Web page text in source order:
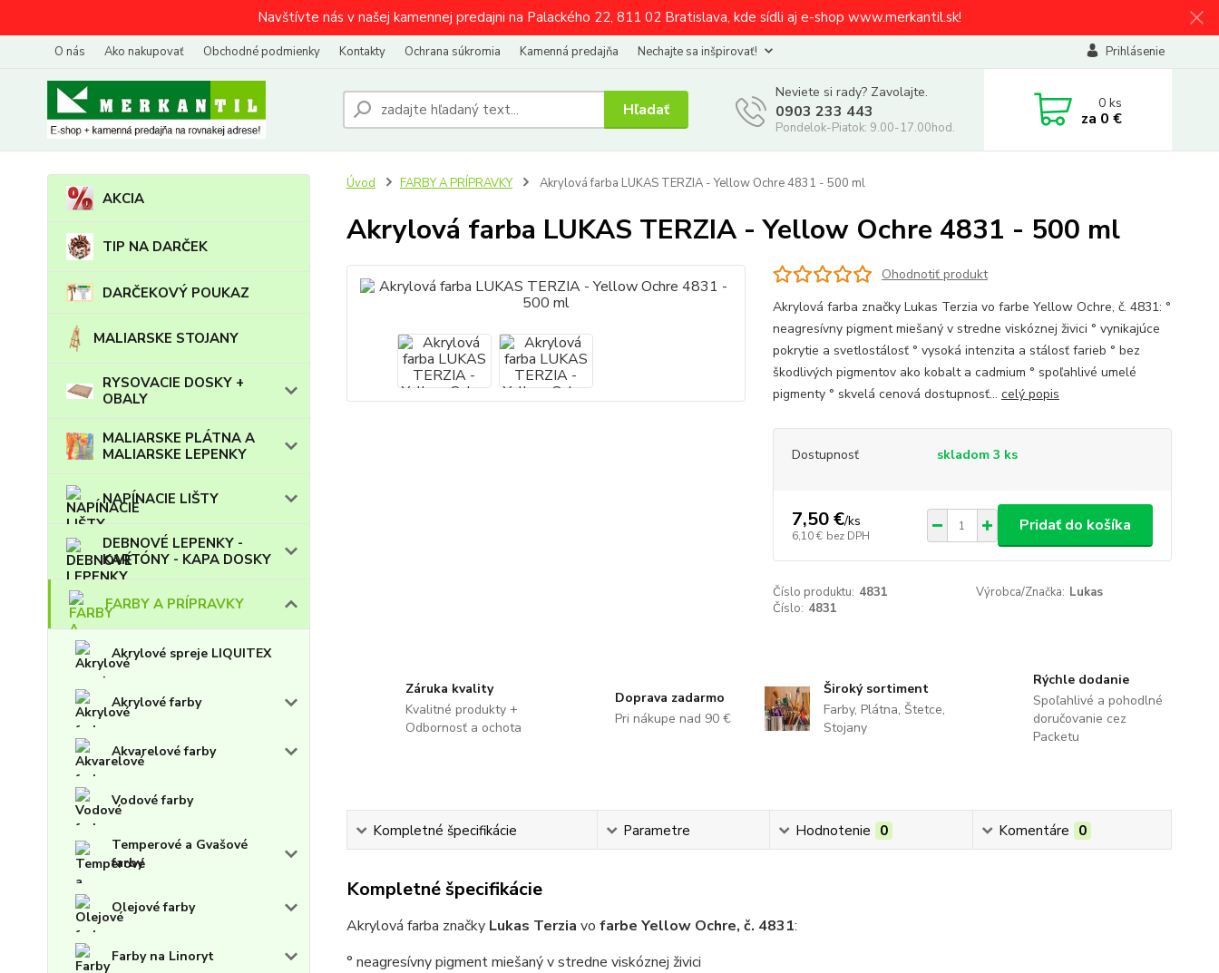
Navštívte nás v našej kamennej predajni na Palackého 22, 811 02 Bratislava, kde sídli aj e-shop www.merkantil.sk!
O nás Ako nakupovať Obchodné podmienky Kontakty Ochrana súkromia Kamenná predajňa Nechajte sa inšpirovať! Prihlásenie
Hľadať
Neviete si rady? Zavolajte.
0903 233 443
Pondelok-Piatok: 9.00-17.00hod.
0ks
za 0 €
AKCIA
TIP NA DARČEK
DARČEKOVÝ POUKAZ
MALIARSKE STOJANY
RYSOVACIE DOSKY +
OBALY
MALIARSKE PLÁTNA A
MALIARSKE LEPENKY
NAPÍNACIE LIŠTY
DEBNOVÉ LEPENKY -
KARTÓNY - KAPA DOSKY
FARBY A PRÍPRAVKY
Akrylové spreje LIQUITEX
Akrylové farby
Akvarelové farby
Vodové farby
Temperové a Gvašové
farby
Olejové farby
Farby na Linoryt
Úvod FARBY A PRÍPRAVKY Akrylová farba LUKAS TERZIA - Yellow Ochre 4831 - 500 ml
Akrylová farba LUKAS TERZIA - Yellow Ochre 4831 - 500 ml
Ohodnotiť produkt
Akrylová farba značky Lukas Terzia vo farbe Yellow Ochre, č. 4831: °
neagresívny pigment miešaný v stredne viskóznej živici ° vynikajúce
pokrytie a svetlostálosť ° vysoká intenzita a stálosť farieb ° bez
škodlivých pigmentov ako kobalt a cadmium ° spoľahlivé umelé
pigmenty ° skvelá cenová dostupnosť... celý popis
Dostupnosť skladom 3 ks
7,50 €/ks
6,10 € bez DPH
Pridať do košíka
Číslo produktu: 4831 Výrobca/Značka: Lukas
Číslo: 4831
Záruka kvality
Kvalitné produkty +
Odbornosť a ochota
Doprava zadarmo
Pri nákupe nad 90 €
Široký sortiment
Farby, Plátna, Štetce,
Stojany
Rýchle dodanie
Spoľahlivé a pohodlné
doručovanie cez
Packetu
Kompletné špecifikácie Parametre Hodnotenie 0 Komentáre 0
Kompletné špecifikácie
Akrylová farba značky Lukas Terzia vo farbe Yellow Ochre, č. 4831:
° neagresívny pigment miešaný v stredne viskóznej živici